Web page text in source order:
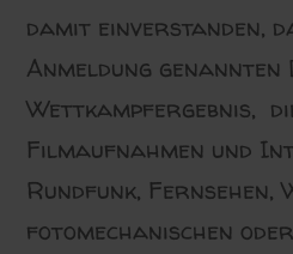
damit einverstanden,
Anmeldung
Wettkampfergebnis,
Filmaufnahmen und
Rundfunk, Fernsehen,
fotomechanischen